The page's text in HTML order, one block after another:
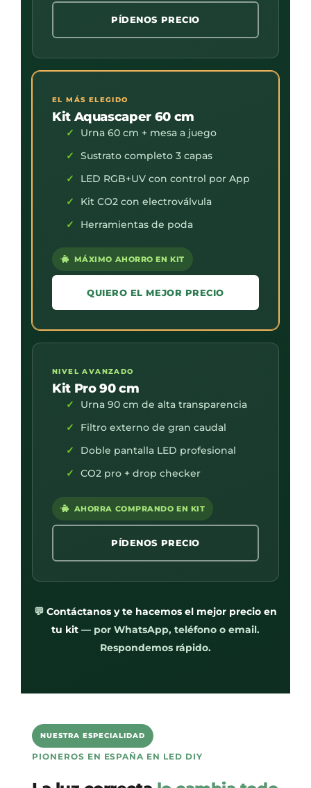
PÍDENOS PRECIO
EL MÁS ELEGIDO
Kit Aquascaper 60 cm
Urna 60 cm + mesa a juego
Sustrato completo 3 capas
LED RGB+UV con control por App
Kit CO2 con electroválvula
Herramientas de poda
MÁXIMO AHORRO EN KIT
QUIERO EL MEJOR PRECIO
NIVEL AVANZADO
Kit Pro 90 cm
Urna 90 cm de alta transparencia
Filtro externo de gran caudal
Doble pantalla LED profesional
CO2 pro + drop checker
AHORRA COMPRANDO EN KIT
PÍDENOS PRECIO
💬 Contáctanos y te hacemos el mejor precio en
tu kit — por WhatsApp, teléfono o email.
Respondemos rápido.
NUESTRA ESPECIALIDAD
PIONEROS EN ESPAÑA EN LED DIY